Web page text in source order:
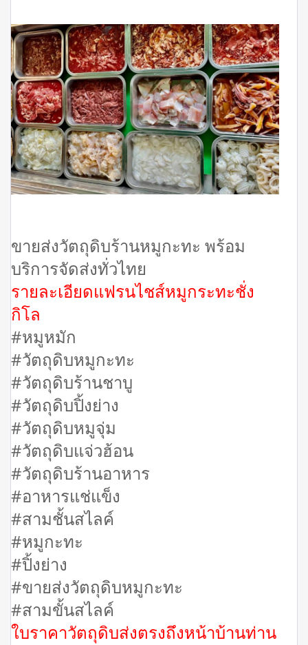
ขายส่งวัตถุดิบร้านหมูกะทะ พร้อม
บริการจัดส่งทั่วไทย
รายละเอียดแฟรนไชส์หมูกระทะชั่ง
กิโล
#หมูหมัก
#วัตถุดิบหมูกะทะ
#วัตถุดิบร้านชาบู
#วัตถุดิบปิ้งย่าง
#วัตถุดิบหมูจุ่ม
#วัตถุดิบแจ่วฮ้อน
#วัตถุดิบร้านอาหาร
#อาหารแช่แข็ง
#สามชั้นสไลค์
#หมูกะทะ
#ปิ้งย่าง
#ขายส่งวัตถุดิบหมูกะทะ
#สามขั้นสไลค์
ใบราคาวัตถุดิบส่งตรงถึงหน้าบ้านท่าน